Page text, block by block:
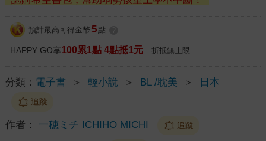
預計最高可得金幣 5 點
HAPPY GO享100累1點 4點抵1元 折抵無上限
分類： 電子書 ＞ 輕小說 ＞ BL /耽美 ＞ 日本
追蹤
作者： 一穂ミチ ICHIHO MICHI 追蹤